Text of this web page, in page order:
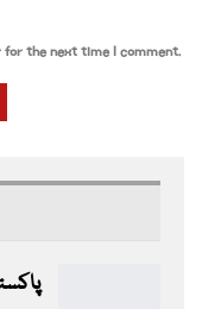
for the next time I comment.